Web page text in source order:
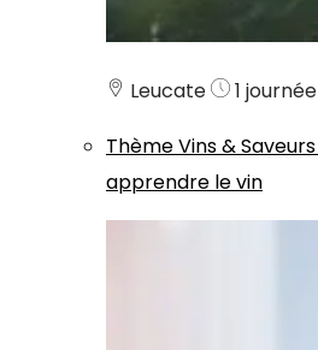
Leucate
1 journée
ThèmeVins & Saveurs
apprendre le vin